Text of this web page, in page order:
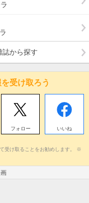
誌から探す
受け取ろう
フォロー いいね
受け取ることをお勧めします。 ※